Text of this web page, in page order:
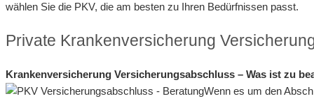
wählen Sie die PKV, die am besten zu Ihren Bedürfnissen passt.
Private Krankenversicherung
Krankenversicherung Versicherungsabschluss – Was ist zu
Wenn es um den